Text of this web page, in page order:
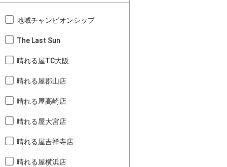
地域チャンピオンシップ
The Last Sun
晴れる屋TC大阪
晴れる屋郡山店
晴れる屋高崎店
晴れる屋大宮店
晴れる屋吉祥寺店
晴れる屋横浜店